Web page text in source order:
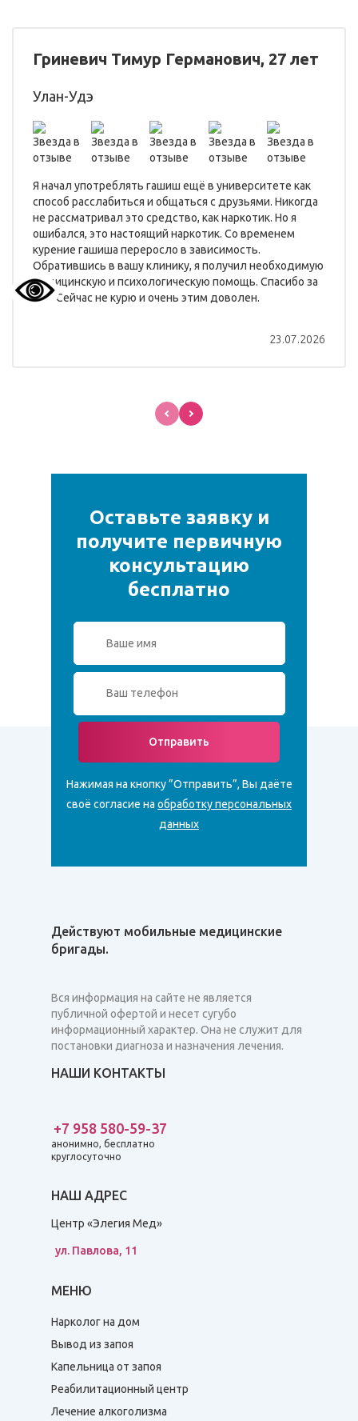
Гриневич Тимур Германович, 27 лет
Улан-Удэ
Я начал употреблять гашиш ещё в университете как
способ расслабиться и общаться с друзьями. Никогда
не рассматривал это средство, как наркотик. Но я
ошибался, это настоящий наркотик. Со временем
курение гашиша переросло в зависимость.
Обратившись в вашу клинику, я получил необходимую
медицинскую и психологическую помощь. Спасибо за
всё! Сейчас не курю и очень этим доволен.
23.07.2026
Оставьте заявку и
получите первичную
консультацию
бесплатно
Отправить
Нажимая на кнопку ”Отправить”, Вы даёте
своё согласие на обработку персональных
данных
Действуют мобильные медицинские
бригады.
Вся информация на сайте не является
публичной офертой и несет сугубо
информационный характер. Она не служит для
постановки диагноза и назначения лечения.
НАШИ КОНТАКТЫ
+7 958 580-59-37
анонимно, бесплатно
круглосуточно
НАШ АДРЕС
Центр «Элегия Мед»
ул. Павлова, 11
МЕНЮ
Нарколог на дом
Вывод из запоя
Капельница от запоя
Реабилитационный центр
Лечение алкоголизма